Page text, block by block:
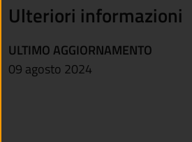
Ulteriori informazioni
ULTIMO AGGIORNAMENTO
09 agosto 2024